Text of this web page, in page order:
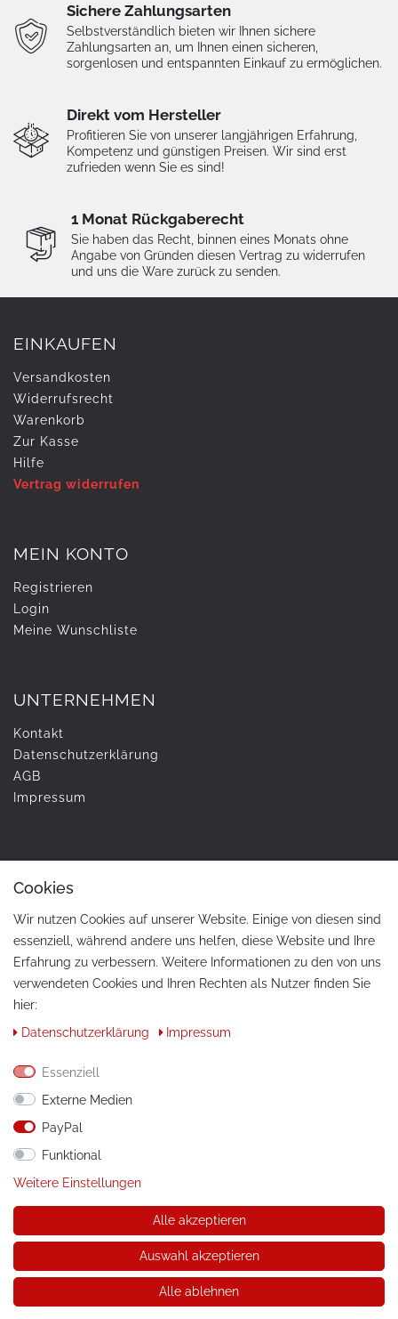
Sichere Zahlungsarten
Selbstverständlich bieten wir Ihnen sichere
Zahlungsarten an, um Ihnen einen sicheren,
sorgenlosen und entspannten Einkauf zu ermöglichen.
Direkt vom Hersteller
Profitieren Sie von unserer langjährigen Erfahrung,
Kompetenz und günstigen Preisen. Wir sind erst
zufrieden wenn Sie es sind!
1 Monat Rückgaberecht
Sie haben das Recht, binnen eines Monats ohne
Angabe von Gründen diesen Vertrag zu widerrufen
und uns die Ware zurück zu senden.
EINKAUFEN
Versandkosten
Widerrufs­recht
Warenkorb
Zur Kasse
Hilfe
Vertrag widerrufen
MEIN KONTO
Registrieren
Login
Meine Wunschliste
UNTERNEHMEN
Kontakt
Daten­schutz­erklärung
AGB
Impressum
ZAHLUNG & VERSAND
KONTAKT
Telefon:+49 / 030 / 33939195
E-Mail:info@tuning-art.com
ANLEITUNGEN
Montageanleitungen
© Copyright 2026 tuning-art.com GmbH. Alle Rechte
vorbehalten.
* gilt für Lieferungen innerhalb Deutschlands, Lieferkosten und
Cookies
Wir nutzen Cookies auf unserer Website. Einige von diesen sind
essenziell, während andere uns helfen, diese Website und Ihre
Erfahrung zu verbessern. Weitere Informationen zu den von uns
verwendeten Cookies und Ihren Rechten als Nutzer finden Sie
hier:
Daten­schutz­erklärung
Impressum
Essenziell
Externe Medien
PayPal
Funktional
Weitere Einstellungen
Alle akzeptieren
Auswahl akzeptieren
Alle ablehnen